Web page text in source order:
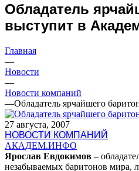
Обладатель
выступит в
Главная
—
Новости
—
Новости компаний
—Обладатель ярчайшего
27 августа, 2007
НОВОСТИ КОМПАНИЙ
АКАДЕМ.ИНФО
Ярослав Евдокимов –
незабываемых баритонов мира,